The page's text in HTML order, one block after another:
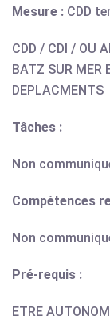
Mesure : CDD
CDD / CDI / OU
BATZ SUR MER
DEPLACMENTS
Tâches :
Non
Compétences
Non
Pré-requis :
ETRE